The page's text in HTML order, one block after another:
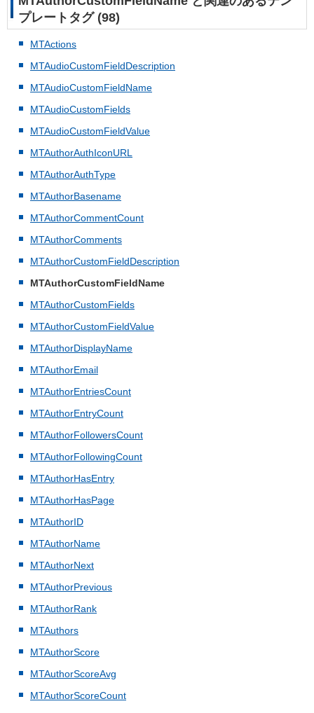
プレートタグ (98)
MTActions
MTAudioCustomFieldDescription
MTAudioCustomFieldName
MTAudioCustomFields
MTAudioCustomFieldValue
MTAuthorAuthIconURL
MTAuthorAuthType
MTAuthorBasename
MTAuthorCommentCount
MTAuthorComments
MTAuthorCustomFieldDescription
MTAuthorCustomFieldName
MTAuthorCustomFields
MTAuthorCustomFieldValue
MTAuthorDisplayName
MTAuthorEmail
MTAuthorEntriesCount
MTAuthorEntryCount
MTAuthorFollowersCount
MTAuthorFollowingCount
MTAuthorHasEntry
MTAuthorHasPage
MTAuthorID
MTAuthorName
MTAuthorNext
MTAuthorPrevious
MTAuthorRank
MTAuthors
MTAuthorScore
MTAuthorScoreAvg
MTAuthorScoreCount